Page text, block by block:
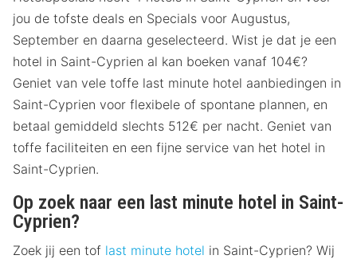
jou de tofste deals en Specials voor Augustus,
September en daarna geselecteerd. Wist je dat je een
hotel in Saint-Cyprien al kan boeken vanaf 104€?
Geniet van vele toffe last minute hotel aanbiedingen in
Saint-Cyprien voor flexibele of spontane plannen, en
betaal gemiddeld slechts 512€ per nacht. Geniet van
toffe faciliteiten en een fijne service van het hotel in
Saint-Cyprien.
Op zoek naar een last minute hotel in Saint-
Cyprien?
Zoek jij een tof last minute hotel in Saint-Cyprien? Wij